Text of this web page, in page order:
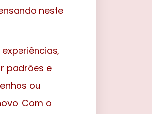
neste
padrões e
ou
Com o